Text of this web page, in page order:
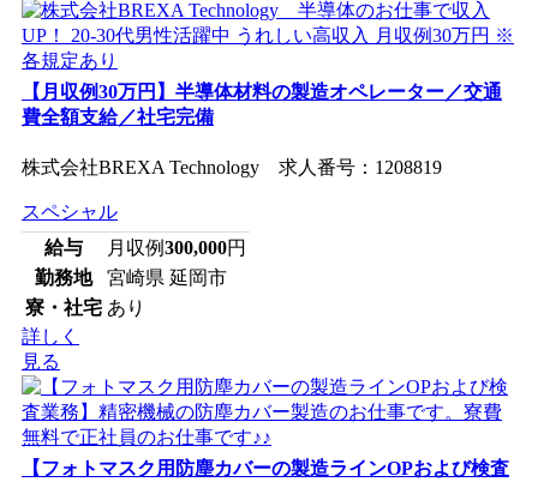
【月収例30万円】半導体材料の製造オペレーター／交通
費全額支給／社宅完備
株式会社BREXA Technology 求人番号：1208819
スペシャル
給与
月収例300,000円
勤務地
宮崎県 延岡市
寮・社宅 あり
詳しく
見る
【フォトマスク用防塵カバーの製造ラインOPおよび検査